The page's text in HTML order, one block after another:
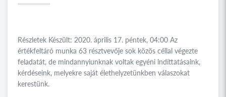
Részletek Készült: 2020. április 17. péntek, 04:00 Az
értékfeltáró munka 63 résztvevője sok közös céllal végezte
feladatát, de mindannyiunknak voltak egyéni indíttatásaink,
kérdéseink, melyekre saját élethelyzetünkben válaszokat
kerestünk.